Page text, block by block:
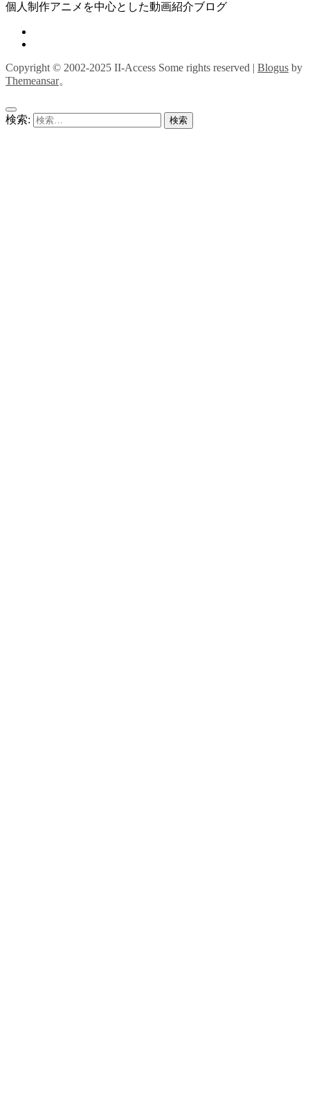
個人制作アニメを中心とした動画紹介ブログ
Copyright © 2002-2025 II-Access Some rights reserved | Blogus by
Themeansar。
検索: